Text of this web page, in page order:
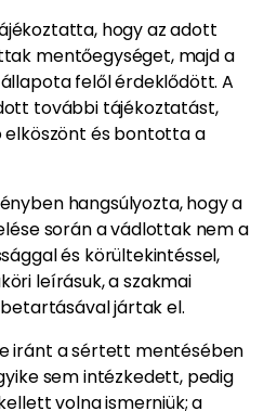
hogy az adott
mentőegységet, majd a
felől érdeklődött. A
további tájékoztatást,
és bontotta a
hangsúlyozta, hogy a
során a vádlottak nem a
és körültekintéssel,
leírásuk, a szakmai
jártak el.
iránt a sértett mentésében
sem intézkedett, pedig
volna ismerniük; a